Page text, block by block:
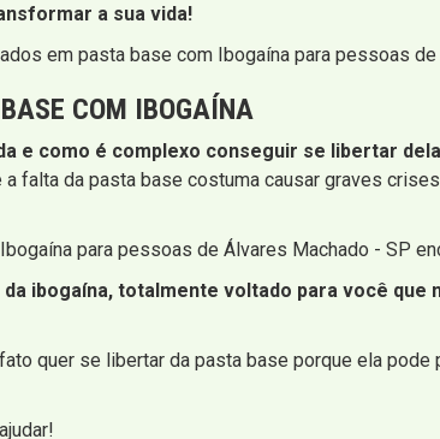
a sua vida!
em pasta base com Ibogaína para pessoas
COM IBOGAÍNA
e como é complexo conseguir se libertar
a falta da pasta base costuma causar graves
para pessoas de Álvares Machado - SP
ibogaína, totalmente voltado para você que
quer se libertar da pasta base porque ela